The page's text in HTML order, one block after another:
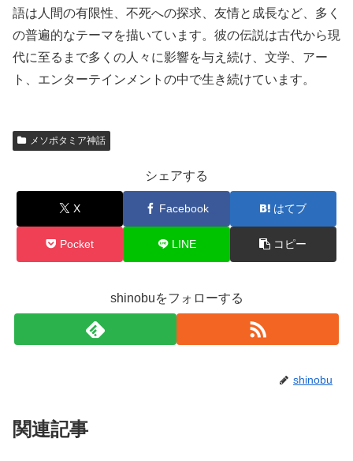
語は人間の有限性、不死への探求、友情と成長など、多く
の普遍的なテーマを描いています。彼の伝説は古代から現
代に至るまで多くの人々に影響を与え続け、文学、アー
ト、エンターテインメントの中で生き続けています。
メソポタミア神話
シェアする
X Facebook はてブ
Pocket LINE コピー
shinobuをフォローする
shinobu
関連記事